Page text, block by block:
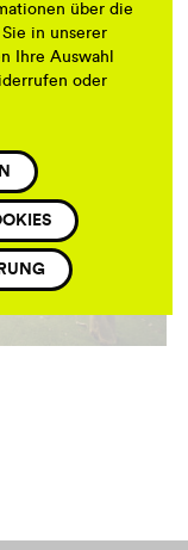
über die
in unserer
Ihre Auswahl
oder